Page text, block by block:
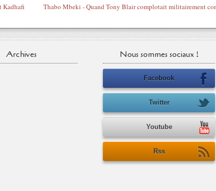
Kadhafi Thabo Mbeki - Quand Tony Blair complotait militairement
Archives Nous sommes sociaux !
Facebook
Twitter
Youtube
Rss